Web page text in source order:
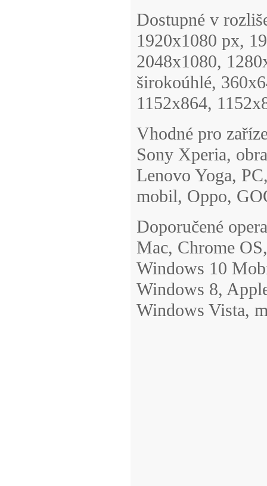
Dostupné v
1920x1080 px,
2048x1080,
širokoúhlé,
1152x864,
Vhodné pro
Sony Xperia,
Lenovo Yoga,
mobil, Oppo,
Doporučené
Mac, Chrome
Windows 10
Windows 8,
Windows Vista,